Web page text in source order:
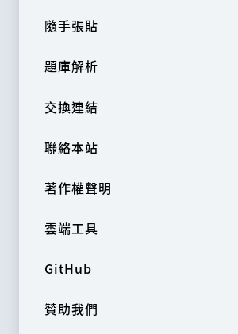
隨手張貼
題庫解析
交換連結
聯絡本站
著作權聲明
雲端工具
GitHub
贊助我們